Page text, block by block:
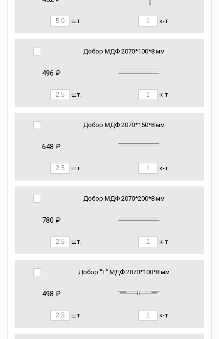
шт. к-т
Добор МДФ 2070*100*8 мм
496 ₽
шт. к-т
Добор МДФ 2070*150*8 мм
648 ₽
шт. к-т
Добор МДФ 2070*200*8 мм
780 ₽
шт. к-т
Добор "Т" МДФ 2070*100*8 мм
498 ₽
шт. к-т